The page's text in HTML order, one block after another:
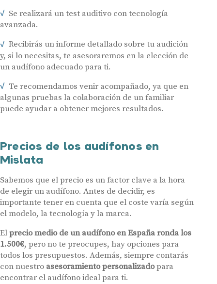
Se realizará un test auditivo con tecnología
avanzada.
Recibirás un informe detallado sobre tu audición
y, si lo necesitas, te asesoraremos en la elección de
un audífono adecuado para ti.
Te recomendamos venir acompañado, ya que en
algunas pruebas la colaboración de un familiar
puede ayudar a obtener mejores resultados.
Precios de los audífonos en
Mislata
Sabemos que el precio es un factor clave a la hora
de elegir un audífono. Antes de decidir, es
importante tener en cuenta que el coste varía según
el modelo, la tecnología y la marca.
Elprecio medio de un audífono en España ronda los
1.500€, pero no te preocupes, hay opciones para
todos los presupuestos. Además, siempre contarás
con nuestro asesoramiento personalizadopara
encontrar el audífono ideal para ti.
Ayudas y subvenciones
Hasta un 60% de descuento en tus
Nombre E-mail
Teléfono
Acepto recibir comunicaciones comerciales por parte de Miaudífono
y sus colaboradores según se detalla en nuestras
Condiciones de uso
Acepto la cesión de estos datos a empresas colaboradoras de